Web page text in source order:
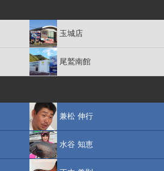
玉城店
尾鷲南館
兼松 伸行
水谷 知恵